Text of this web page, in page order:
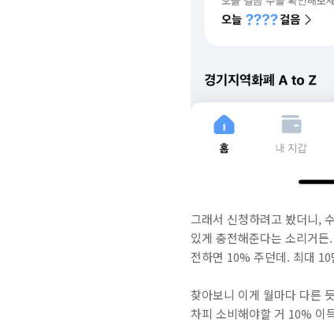
그래서 신청하려고 봤더니,
있게 충전해준다는 소리거
전하면 10% 주던데. 최대
찾아보니 이게 월마다 다른
차피 소비해야할 거 10% 이